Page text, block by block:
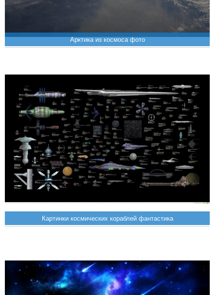
Арктика из космоса фото
Картинки космических кораблей фантастика